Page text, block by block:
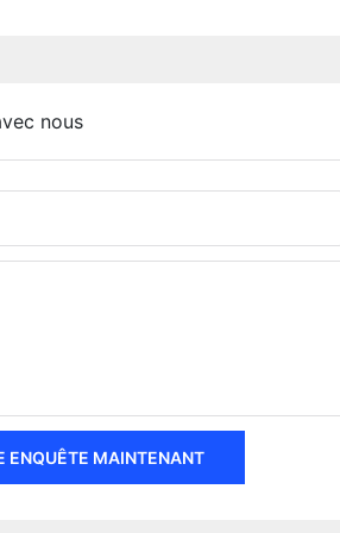
nous
ENQUÊTE MAINTENANT